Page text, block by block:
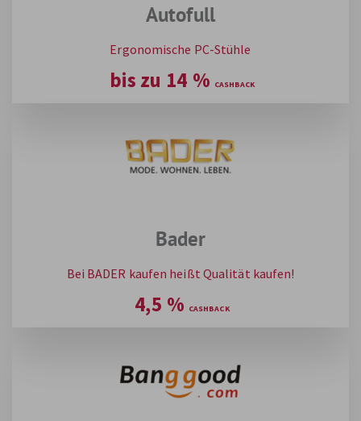
Autofull
Ergonomische PC-Stühle
bis zu 14 %
Bader
Bei BADER kaufen heißt Qualität kaufen!
4,5 %